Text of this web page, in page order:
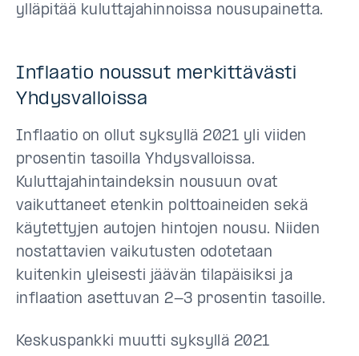
ylläpitää kuluttajahinnoissa nousupainetta.
Inflaatio noussut merkittävästi
Yhdysvalloissa
Inflaatio on ollut syksyllä 2021 yli viiden
prosentin tasoilla Yhdysvalloissa.
Kuluttajahintaindeksin nousuun ovat
vaikuttaneet etenkin polttoaineiden sekä
käytettyjen autojen hintojen nousu. Niiden
nostattavien vaikutusten odotetaan
kuitenkin yleisesti jäävän tilapäisiksi ja
inflaation asettuvan 2-3 prosentin tasoille.
Keskuspankki muutti syksyllä 2021